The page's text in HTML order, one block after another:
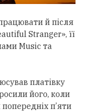
й після
Stranger», її
Music та
платівку
його, коли
п’яти